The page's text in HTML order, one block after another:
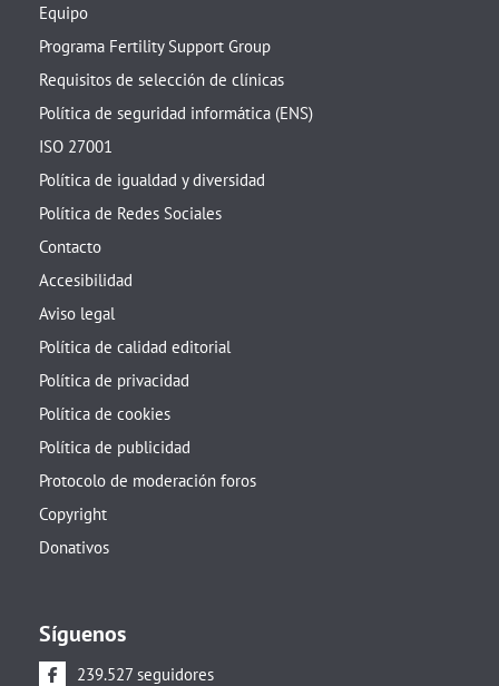
Equipo
Programa Fertility Support Group
Requisitos de selección de clínicas
Política de seguridad informática (ENS)
ISO 27001
Política de igualdad y diversidad
Política de Redes Sociales
Contacto
Accesibilidad
Aviso legal
Política de calidad editorial
Política de privacidad
Política de cookies
Política de publicidad
Protocolo de moderación foros
Copyright
Donativos
Síguenos
239.527 seguidores